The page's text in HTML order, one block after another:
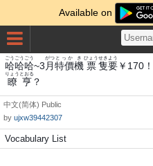
Available on
哈
ごう
哈
ごう
哈
ごう
~3 月
がつ
特價
とっか
機
き
票
ひょう
隻
せき
要
よう
￥170！
瞭
りょう
亨
とおる
？
中文(简体) Public
by ujxw39442307
Vocabulary List